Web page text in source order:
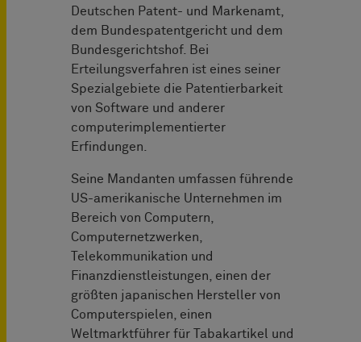
Deutschen Patent- und Markenamt,
dem Bundespatentgericht und dem
Bundesgerichtshof. Bei
Erteilungsverfahren ist eines seiner
Spezialgebiete die Patentierbarkeit
von Software und anderer
computerimplementierter
Erfindungen.
Seine Mandanten umfassen führende
US-amerikanische Unternehmen im
Bereich von Computern,
Computernetzwerken,
Telekommunikation und
Finanzdienstleistungen, einen der
größten japanischen Hersteller von
Computerspielen, einen
Weltmarktführer für Tabakartikel und